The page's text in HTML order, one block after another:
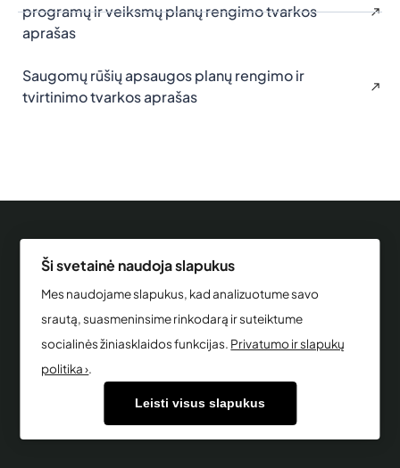
programų ir veiksmų planų rengimo tvarkos
aprašas
Saugomų rūšių apsaugos planų rengimo ir
tvirtinimo tvarkos aprašas
ministerija
registre.
Kodas: 188602370 | Adresas: A. Jakšto g. 4, 01105
Svetainės žemėlapisPrivatumo politika
Ši svetainė naudoja slapukus
Mes naudojame slapukus, kad analizuotume savo
srautą, suasmeninsime rinkodarą ir suteiktume
socialinės žiniasklaidos funkcijas. Privatumo ir slapukų
politika ›.
Leisti visus slapukus